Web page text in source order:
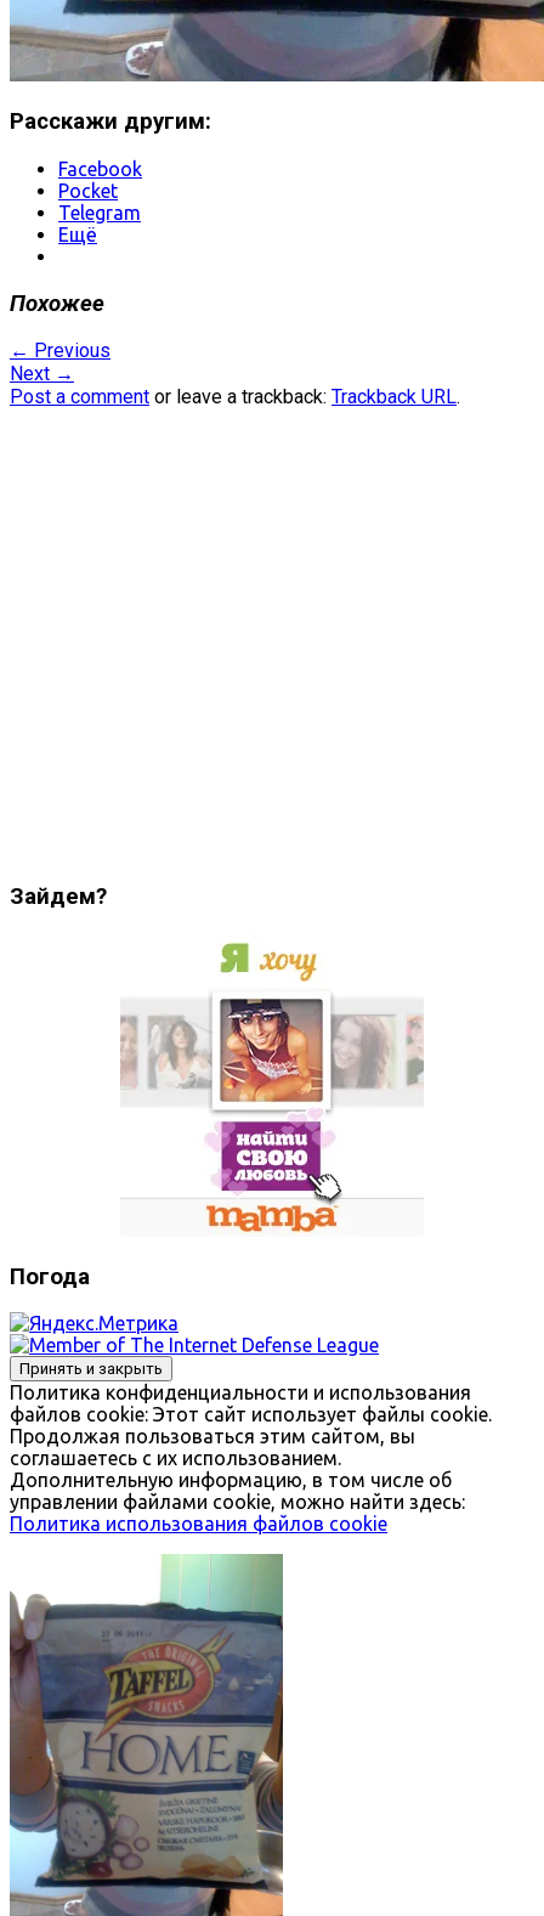
Расскажи другим:
Facebook
Pocket
Telegram
Ещё
Похожее
← Previous
Next →
Post a comment or leave a trackback: Trackback URL.
Зайдем?
Погода
Политика конфиденциальности и использования
файлов сookie: Этот сайт использует файлы cookie.
Продолжая пользоваться этим сайтом, вы
соглашаетесь с их использованием.
Дополнительную информацию, в том числе об
управлении файлами cookie, можно найти здесь:
Политика использования файлов cookie